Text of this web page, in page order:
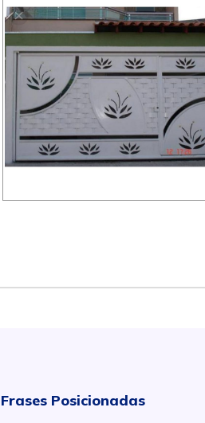
Frases Posicionadas